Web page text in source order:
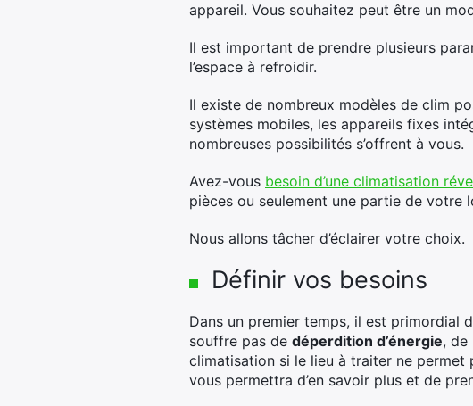
appareil. Vous souhaitez peut être un
Il est important de prendre plusieurs
l’espace à refroidir.
Il existe de nombreux modèles de clim
systèmes mobiles, les appareils fixes
nombreuses possibilités s’offrent à vous.
Avez-vous besoin d’une climatisation
pièces ou seulement une partie de votre
Nous allons tâcher d’éclairer votre choix.
Définir vos besoins
Dans un premier temps, il est primordial
souffre pas de déperdition d’énergie, de
climatisation si le lieu à traiter ne permet
vous permettra d’en savoir plus et de